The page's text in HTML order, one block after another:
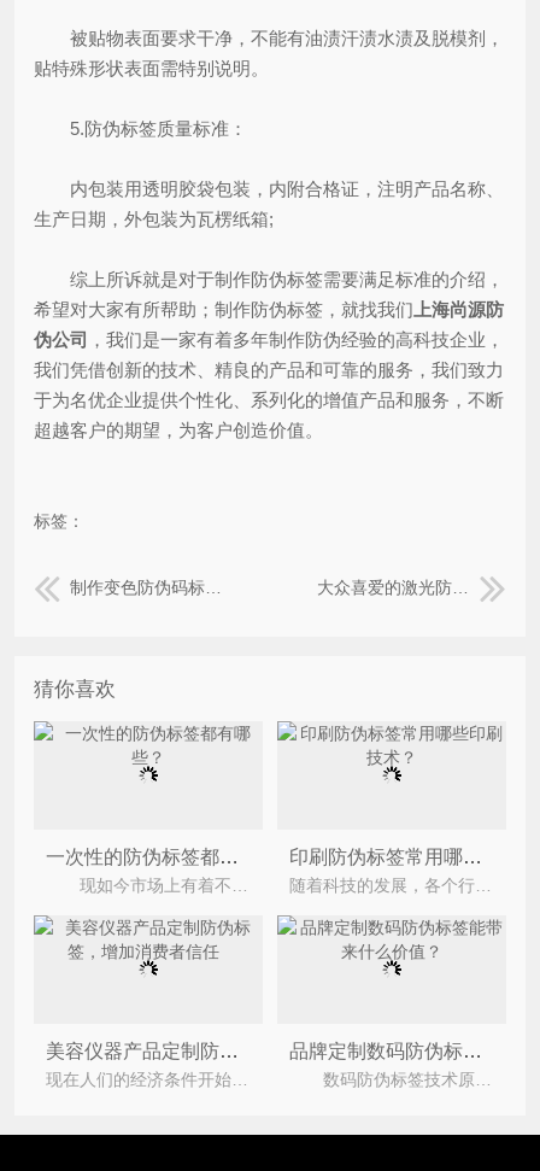
被贴物表面要求干净，不能有油渍汗渍水渍及脱模剂，
贴特殊形状表面需特别说明。
5.防伪标签质量标准：
内包装用透明胶袋包装，内附合格证，注明产品名称、
生产日期，外包装为瓦楞纸箱;
综上所诉就是对于制作防伪标签需要满足标准的介绍，
希望对大家有所帮助；制作防伪标签，就找我们 上海尚源防
伪公司 ，我们是一家有着多年制作防伪经验的高科技企业，
我们凭借创新的技术、精良的产品和可靠的服务，我们致力
于为名优企业提供个性化、系列化的增值产品和服务，不断
超越客户的期望，为客户创造价值。
标签：
制作变色防伪码标签需要多少钱？ 大众喜爱的激光防伪标签具有哪些优势？
猜你喜欢
一次性的防伪标签都有哪些？ 印刷防伪标签常用哪些印刷技术？
美容仪器产品定制防伪标签，增加消费者信任 品牌定制数码防伪标签能带来什么价值？